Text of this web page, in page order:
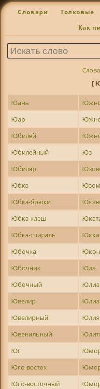
Словари Толковые
Как
[
Юань
Юар
Юбилей
Юбилейный
Юз
Юбиляр
Юбка
Юзом
Юбка-брюки
Юбка-клеш
Юбка-спираль
Юкка
Юбочка
Юкон
Юбочник
Юла
Юбочный
Ювелир
Ювелирный
Юлия
Ювенильный
Юг
Юго-восток
Юго-восточный